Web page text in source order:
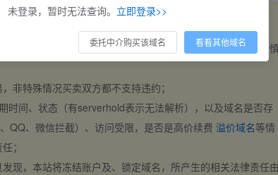
动完成。买卖双方都不支持违约，一旦出价不支持撤销，请
非特殊情况买卖双方都不支持违约；
时间、状态（有serverhold表示无法解析），以及域名是否存
QQ、微信拦截）、访问受限，是否是高价续费 溢价域名等情
；
现，本站将冻结账户及、锁定域名，所产生的相关法律责任
未登录，暂时无法查询。 立即登录>>
委托中介购买该域名 看看其他域名